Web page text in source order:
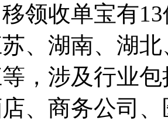
领收单宝有
、湖南、湖
，涉及行业
、商务公司、